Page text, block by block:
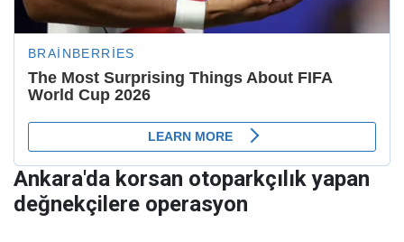
Ankara'da korsan otoparkçılık yapan
değnekçilere operasyon